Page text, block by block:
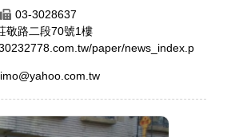
士鎖，24小時開鎖，各種門鎖，
應扣，遙控器安裝拷貝，電磁鎖，
門鎖，晶片鎖匙，汽車開鎖，機車
運印章，肚臍章/胎毛筆，印章圖
03-3028637
敬路二段70號1樓
paper/news_index.p